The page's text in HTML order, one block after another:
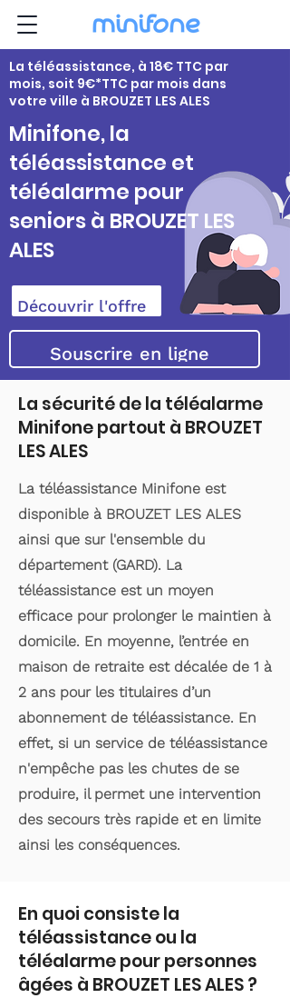
La téléassistance, à 18€ TTC par
mois, soit 9€*TTC par mois dans
votre ville à BROUZET LES ALES
Minifone, la
téléassistance et
téléalarme pour
seniors à BROUZET LES
ALES
Découvrir l'offre
Souscrire en ligne
La sécurité de la téléalarme
Minifone partout à BROUZET
LES ALES
La téléassistance Minifone est
disponible à BROUZET LES ALES
ainsi que sur l'ensemble du
département (GARD). La
téléassistance est un moyen
efficace pour prolonger le maintien à
domicile. En moyenne, l’entrée en
maison de retraite est décalée de 1 à
2 ans pour les titulaires d’un
abonnement de téléassistance. En
effet, si un service de téléassistance
n'empêche pas les chutes de se
produire, il permet une intervention
des secours très rapide et en limite
ainsi les conséquences.
En quoi consiste la
téléassistance ou la
téléalarme pour personnes
âgées à BROUZET LES ALES ?